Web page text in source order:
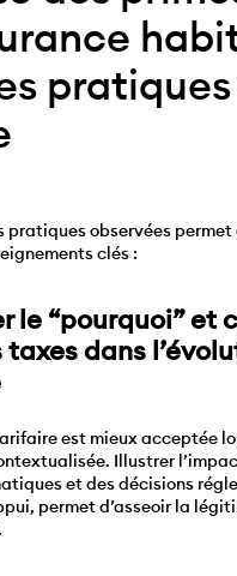
pratiques observées
clés :
le “pourquoi” et
dans
est mieux acceptée
Illustrer
et des décisions
permet d’asseoir la